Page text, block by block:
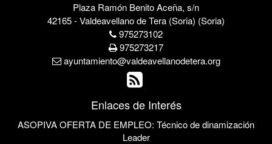
Plaza Ramón Benito Aceña, s/n
42165 - Valdeavellano de Tera (Soria) (Soria)
975273102
975273217
ayuntamiento@valdeavellanodetera.org
Enlaces de Interés
ASOPIVA OFERTA DE EMPLEO: Técnico de dinamización
Leader